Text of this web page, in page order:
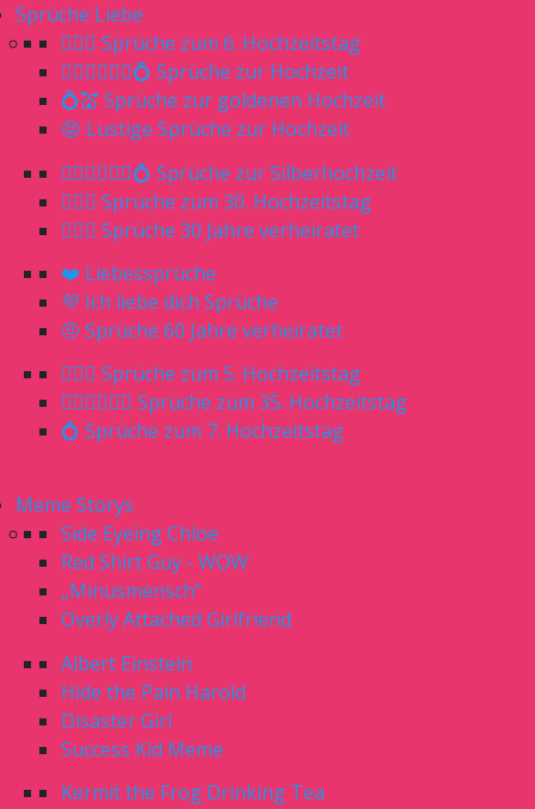
Sprüche Liebe
👰🏼‍♀️ Sprüche zum 6. Hochzeitstag
👰🏼‍♀️🤵🏼‍♂️💍 Sprüche zur Hochzeit
💍💒 Sprüche zur goldenen Hochzeit
😝 Lustige Sprüche zur Hochzeit
👰🏼‍♀️🤵🏼‍♂️💍 Sprüche zur Silberhochzeit
👰🏼‍♀️ Sprüche zum 30. Hochzeitstag
🤷🏼‍♀️ Sprüche 30 Jahre verheiratet
❤️ Liebessprüche
💜 Ich liebe dich Sprüche
🤨 Sprüche 60 Jahre verheiratet
🤵🏼‍♀️ Sprüche zum 5. Hochzeitstag
🤵🏼‍♂️👰🏼‍♀️ Sprüche zum 35. Hochzeitstag
💍 Sprüche zum 7. Hochzeitstag
Meme Storys
Side Eyeing Chloe
Red Shirt Guy - WOW
„Minusmensch“
Overly Attached Girlfriend
Albert Einstein
Hide the Pain Harold
Disaster Girl
Success Kid Meme
Kermit the Frog Drinking Tea